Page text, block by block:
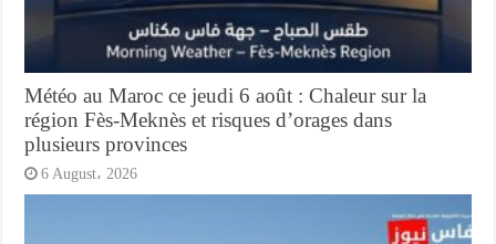
Météo au Maroc ce jeudi 6 août : Chaleur sur la
région Fès-Meknès et risques d’orages dans
plusieurs provinces
6 August، 2026